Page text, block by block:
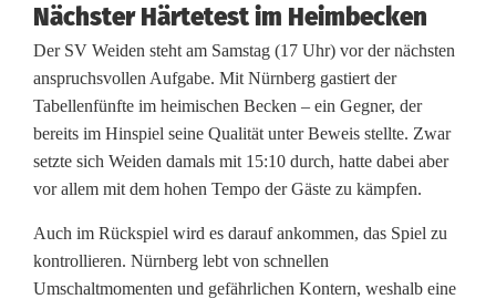
l
g
t
d
a
s
n
Nächster Härtetest im Heimbecken
Der SV Weiden steht am Samstag (17 Uhr) vor der nächsten
anspruchsvollen Aufgabe. Mit Nürnberg gastiert der
Tabellenfünfte im heimischen Becken – ein Gegner, der
bereits im Hinspiel seine Qualität unter Beweis stellte. Zwar
setzte sich Weiden damals mit 15:10 durch, hatte dabei aber
vor allem mit dem hohen Tempo der Gäste zu kämpfen.
Auch im Rückspiel wird es darauf ankommen, das Spiel zu
kontrollieren. Nürnberg lebt von schnellen
Umschaltmomenten und gefährlichen Kontern, weshalb eine